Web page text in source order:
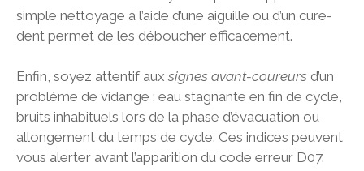
simple nettoyage à l’aide d’une aiguille ou d’un cure-
dent permet de les déboucher efficacement.
Enfin, soyez attentif aux signes avant-coureurs d’un
problème de vidange : eau stagnante en fin de cycle,
bruits inhabituels lors de la phase d’évacuation ou
allongement du temps de cycle. Ces indices peuvent
vous alerter avant l’apparition du code erreur D07.